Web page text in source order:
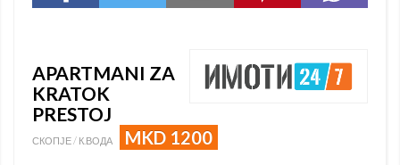
APARTMANI ZA
KRATOK
PRESTOJ
СКОПЈЕ / К.ВОДА MKD 1200